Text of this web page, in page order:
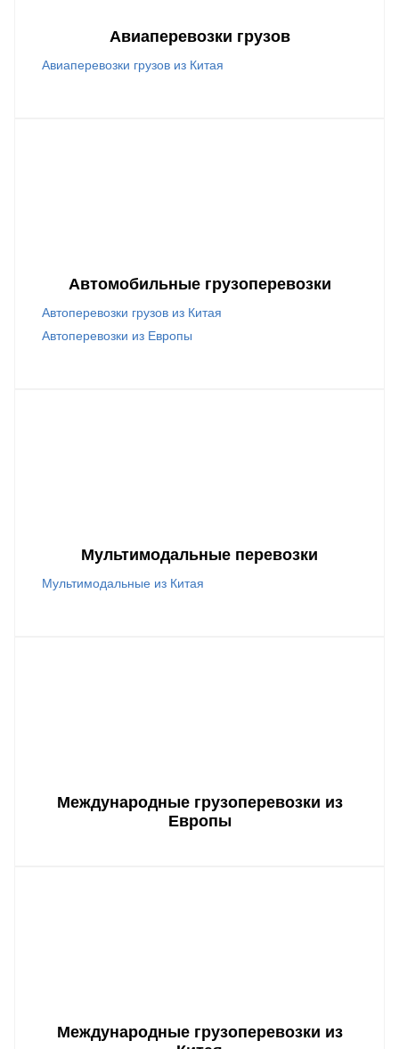
Авиаперевозки грузов
Авиаперевозки грузов из Китая
Автомобильные грузоперевозки
Автоперевозки грузов из Китая
Автоперевозки из Европы
Мультимодальные перевозки
Мультимодальные из Китая
Международные грузоперевозки из
Европы
Международные грузоперевозки из